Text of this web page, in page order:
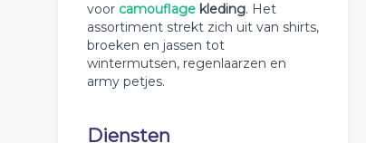
voor camouflage kleding. Het
assortiment strekt zich uit van shirts,
broeken en jassen tot
wintermutsen, regenlaarzen en
army petjes.
Diensten